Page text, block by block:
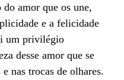
amor que os une,
e a felicidade
um privilégio
desse amor que se
nas trocas de olhares.